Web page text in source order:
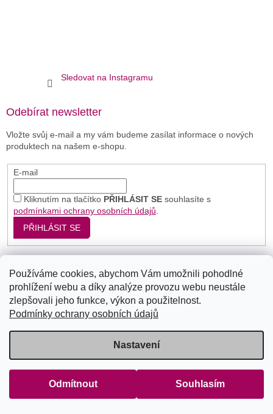
Používáme cookies, abychom Vám umožnili pohodlné
prohlížení webu a díky analýze provozu webu neustále
zlepšovali jeho funkce, výkon a použitelnost.
Podmínky ochrany osobních údajů
Nastavení
Odmítnout Souhlasím
Sledovat na Instagramu
Odebírat newsletter
Vložte svůj e-mail a my vám budeme zasílat informace o nových
produktech na našem e-shopu.
E-mail
Kliknutím na tlačítko PŘIHLÁSIT SEsouhlasíte s
podmínkami ochrany osobních údajů.
PŘIHLÁSIT SE
Seznam Google Bing
Copyright 2026Radost těla. Všechna práva vyhrazena.Upravit